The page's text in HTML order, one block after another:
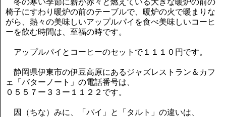
椅子にすわり暖炉の前のテーブルで、暖炉の火で暖まりな
がら、熱々の美味しいアップルパイを食べ美味しいコーヒ
ーを飲む時間は、至福の時です。
アップルパイとコーヒーのセットで１１１０円です。
静岡県伊東市の伊豆高原にあるジャズレストラン＆カフ
ェ「バターノート」の電話番号は、
０５５７ー３３ー１１２２です。
因（ちな）みに、「パイ」と「タルト」の違いは、